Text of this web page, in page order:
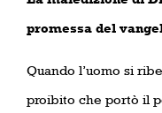
promessa del
Quando l’uomo si
proibito che portò il